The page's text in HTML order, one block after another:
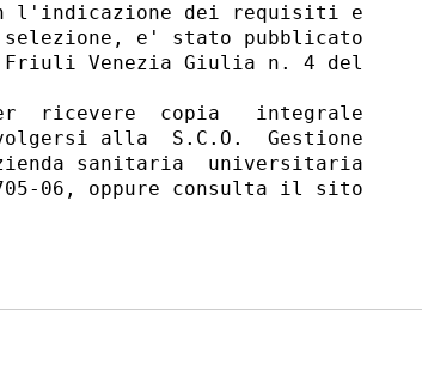
l'indicazione dei requisiti e
e' stato pubblicato
Venezia Giulia n. 4 del
ricevere  copia   integrale
alla  S.C.O.  Gestione
sanitaria  universitaria
06, oppure consulta il sito